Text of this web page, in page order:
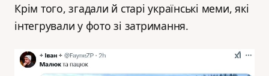
Крім того, згадали й старі українські меми, які
інтегрували у фото зі затримання.